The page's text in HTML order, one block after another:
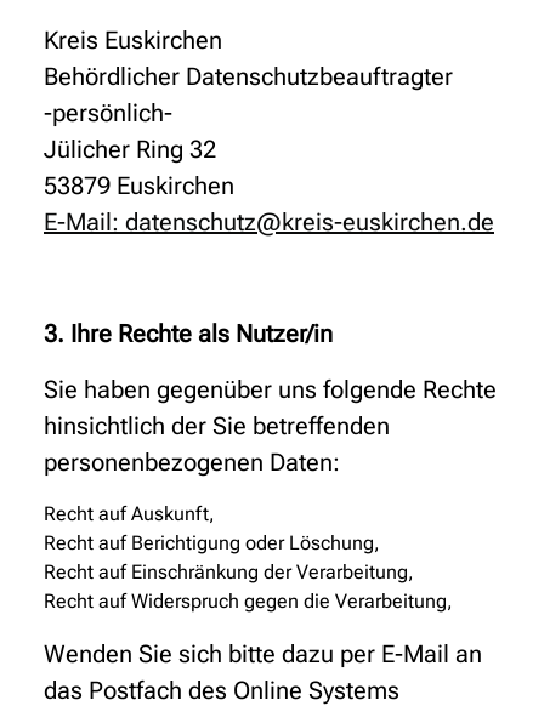
Kreis Euskirchen
Behördlicher Datenschutzbeauftragter
-persönlich-
Jülicher Ring 32
53879 Euskirchen
E-Mail: datenschutz@kreis-euskirchen.de
3. Ihre Rechte als Nutzer/in
Sie haben gegenüber uns folgende Rechte
hinsichtlich der Sie betreffenden
personenbezogenen Daten:
Recht auf Auskunft,
Recht auf Berichtigung oder Löschung,
Recht auf Einschränkung der Verarbeitung,
Recht auf Widerspruch gegen die Verarbeitung,
Wenden Sie sich bitte dazu per E-Mail an
das Postfach des Online Systems